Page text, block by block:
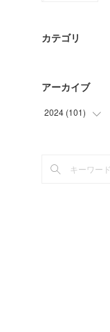
カテゴリ
アーカイブ
2024 (101)